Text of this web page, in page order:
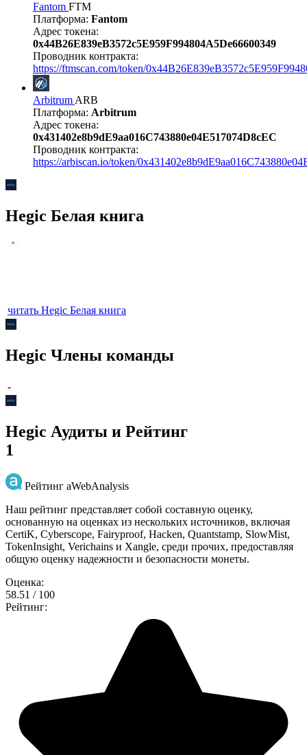
Fantom FTM
Платформа: Fantom
Адрес токена:
0x44B26E839eB3572c5E959F994804A5De66600349
Проводник контракта:
https://ftmscan.com/token/
Arbitrum ARB
Платформа: Arbitrum
Адрес токена:
0x431402e8b9dE9aa016C743880e04E517074D8cEC
Проводник контракта:
https://arbiscan.io/token/
Hegic Белая книга
читать Hegic Белая книга
Hegic Члены команды
-
Hegic Аудиты и Рейтинг
1
Рейтинг aWebAnalysis
Наш рейтинг представляет собой составную оценку,
основанную на оценках из нескольких источников, включая
CertiK, Cyberscope, Fairyproof, Hacken, Quantstamp, SlowMist,
TokenInsight, Verichains и Xangle, среди прочих, предоставляя
общую оценку надежности и безопасности монеты.
Оценка:
58.51 / 100
Рейтинг: